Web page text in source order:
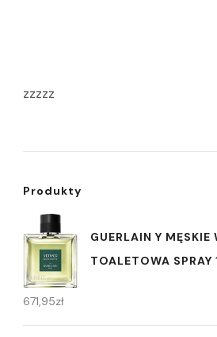
zzzzz
Produkty
GUERLAIN Y
TOALETOWA SPRAY
671,95zł